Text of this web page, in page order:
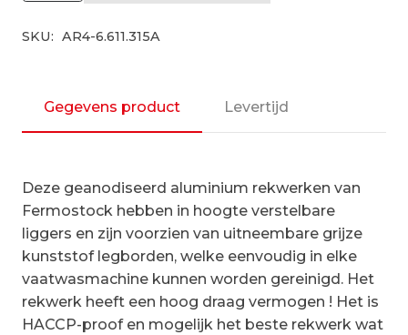
x
aanbouwset
vak
aantal
SKU: AR4-6.611.315A
Gegevens product Levertijd
Deze geanodiseerd aluminium rekwerken van
Fermostock hebben in hoogte verstelbare
liggers en zijn voorzien van uitneembare grijze
kunststof legborden, welke eenvoudig in elke
vaatwasmachine kunnen worden gereinigd. Het
rekwerk heeft een hoog draag vermogen ! Het is
HACCP-proof en mogelijk het beste rekwerk wat